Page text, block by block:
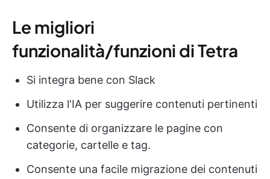
Le migliori
funzionalità/funzioni di Tetra
Si integra bene con Slack
Utilizza l'IA per suggerire contenuti pertinenti
Consente di organizzare le pagine con
categorie, cartelle e tag.
Consente una facile migrazione dei contenuti